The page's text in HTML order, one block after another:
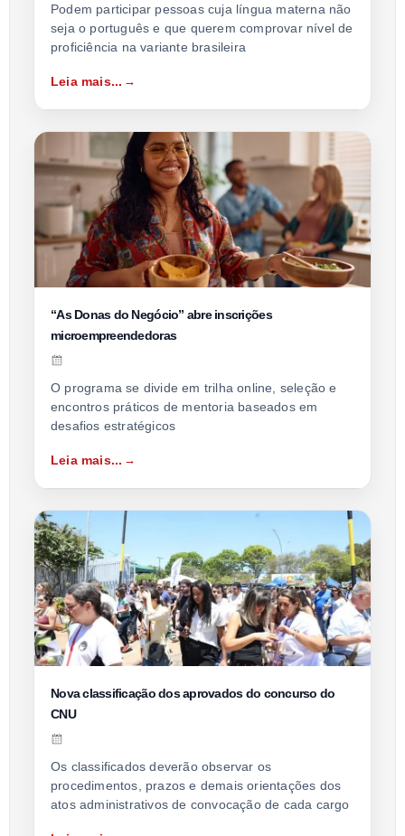
Podem participar pessoas cuja língua materna não
seja o português e que querem comprovar nível de
proficiência na variante brasileira
Leia mais...
“As Donas do Negócio” abre inscrições
microempreendedoras
O programa se divide em trilha online, seleção e
encontros práticos de mentoria baseados em
desafios estratégicos
Leia mais...
Nova classificação dos aprovados do concurso do
CNU
Os classificados deverão observar os
procedimentos, prazos e demais orientações dos
atos administrativos de convocação de cada cargo